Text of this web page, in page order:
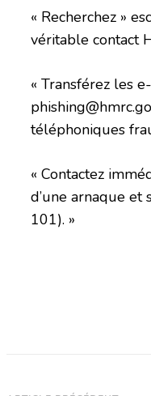
« Recherchez »
véritable contact
« Transférez les
téléphoniques
« Contactez
d’une arnaque et
101). »